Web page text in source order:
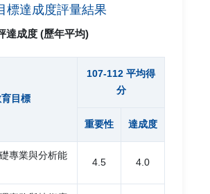
標達成度評量結果
達成度 (歷年平均)
目標
107-112 平均得
分
重要性 達成度
專業與分析能
4.5 4.0